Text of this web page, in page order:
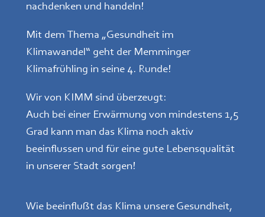
nachdenken und handeln!
Mit dem Thema „Gesundheit im
Klimawandel“ geht der Memminger
Klimafrühling in seine 4. Runde!
Wir von KIMM sind überzeugt:
Auch bei einer Erwärmung von mindestens 1,5
Grad kann man das Klima noch aktiv
beeinflussen und für eine gute Lebensqualität
in unserer Stadt sorgen!
Wie beeinflußt das Klima unsere Gesundheit,